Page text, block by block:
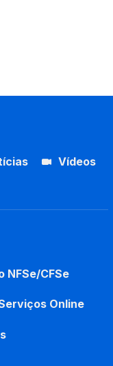
Vídeos
NFSe/CFSe
Online